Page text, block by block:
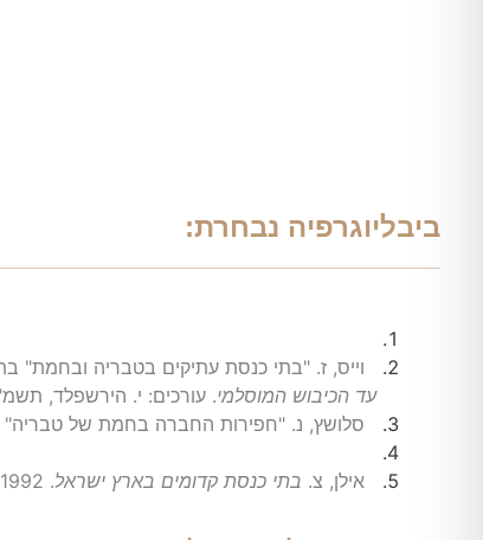
ביבליוגרפיה נבחרת:
וייס, ז. "בתי כנסת עתיקים בטבריה ובחמת" בתוך
עד הכיבוש המוסלמי. עורכים: י. הירשפלד, תשמ"ח: 48-34.
סלושץ, נ. "חפירות החברה בחמת של טבריה"
אילן, צ. בתי כנסת קדומים בארץ ישראל. 1992: 145-144.